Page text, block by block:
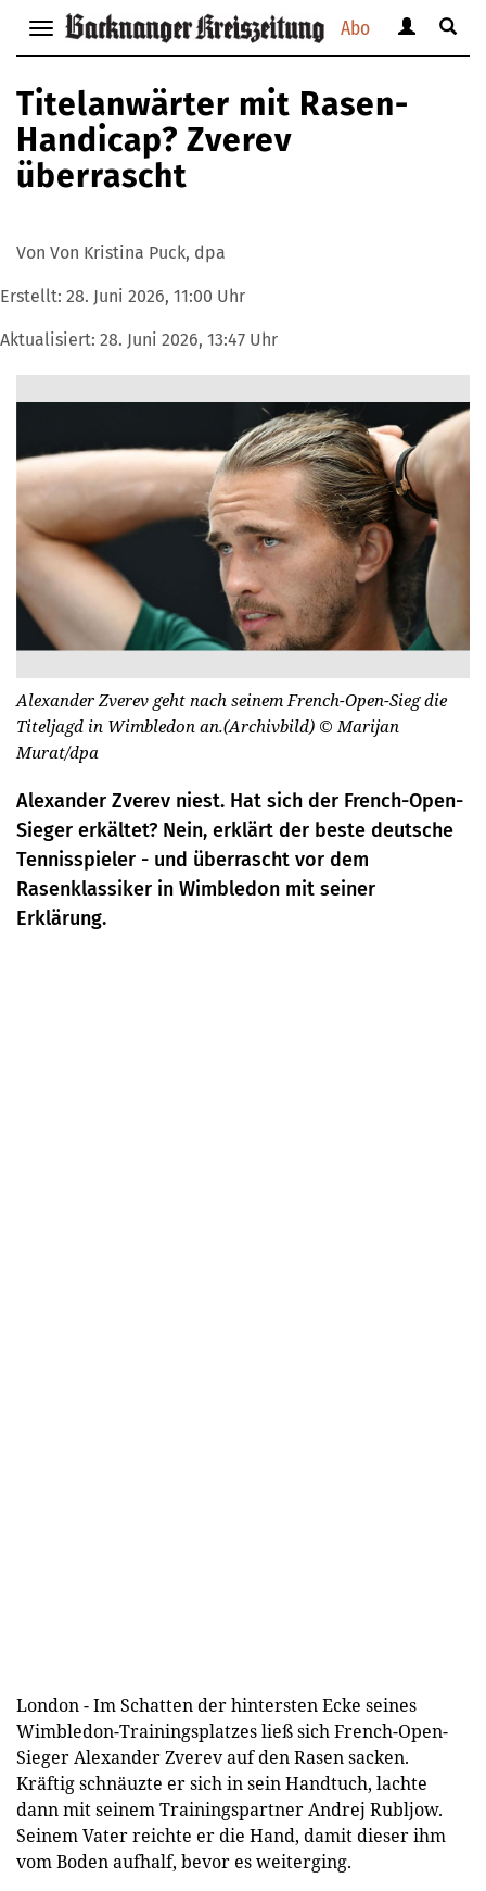
Abo
Navigation
anzeigen
bzw.
verbergen
anzeigen
verbergen
Suche
Titelanwärter mit Rasen-
Handicap? Zverev
überrascht
Von Von Kristina Puck, dpa
Erstellt: 28. Juni 2026, 11:00 Uhr
Aktualisiert: 28. Juni 2026, 13:47 Uhr
Alexander Zverev geht nach seinem French-Open-Sieg die
Titeljagd in Wimbledon an.(Archivbild) © Marijan
Murat/dpa
Alexander Zverev niest. Hat sich der French-Open-
Sieger erkältet? Nein, erklärt der beste deutsche
Tennisspieler - und überrascht vor dem
Rasenklassiker in Wimbledon mit seiner
Erklärung.
London - Im Schatten der hintersten Ecke seines
Wimbledon-Trainingsplatzes ließ sich French-Open-
Sieger Alexander Zverev auf den Rasen sacken.
Kräftig schnäuzte er sich in sein Handtuch, lachte
dann mit seinem Trainingspartner Andrej Rubljow.
Seinem Vater reichte er die Hand, damit dieser ihm
vom Boden aufhalf, bevor es weiterging.